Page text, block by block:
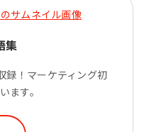
集
録！マーケティング初
ます。